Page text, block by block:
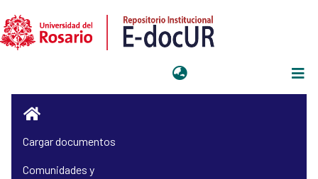
Cargar documentos
Comunidades y